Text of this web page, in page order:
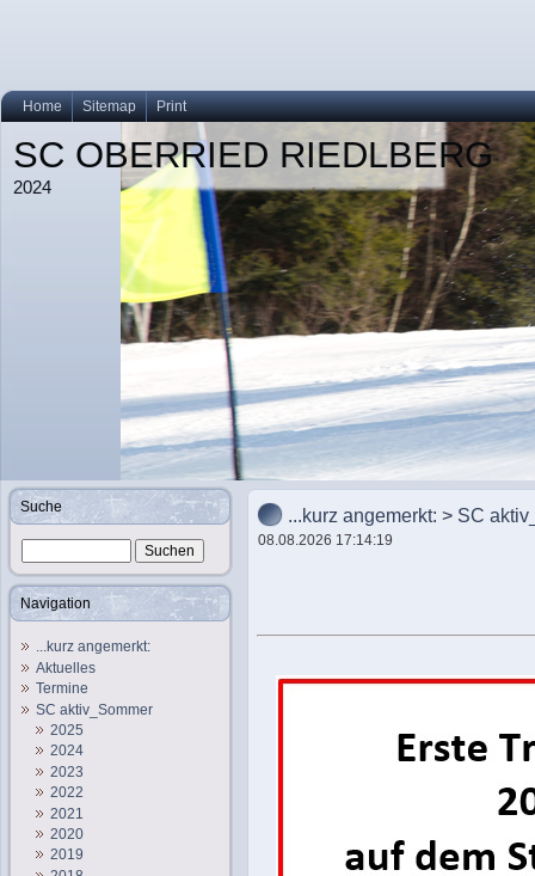
Home Sitemap Print
SC OBERRIED RIEDLBERG
2024
Suche
Navigation
...kurz angemerkt:
Aktuelles
Termine
SC aktiv_Sommer
2025
2024
2023
2022
2021
2020
2019
...kurz angemerkt: > SC
08.08.2026 17:14:19